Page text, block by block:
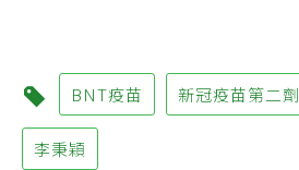
BNT疫苗 新冠疫苗第二劑
李秉穎